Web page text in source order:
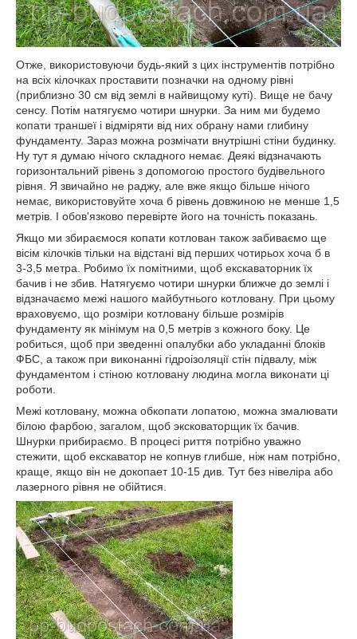
Отже, використовуючи будь-який з цих інструментів потрібно
на всіх кілочках проставити позначки на одному рівні
(приблизно 30 см від землі в найвищому куті). Вище не бачу
сенсу. Потім натягуємо чотири шнурки. За ним ми будемо
копати траншеї і відміряти від них обрану нами глибину
фундаменту. Зараз можна розмічати внутрішні стіни будинку.
Ну тут я думаю нічого складного немає. Деякі відзначають
горизонтальний рівень з допомогою простого будівельного
рівня. Я звичайно не раджу, але вже якщо більше нічого
немає, використовуйте хоча б рівень довжиною не менше 1,5
метрів. І обов'язково перевірте його на точність показань.
Якщо ми збираємося копати котлован також забиваємо ще
вісім кілочків тільки на відстані від перших чотирьох хоча б в
3-3,5 метра. Робимо їх помітними, щоб екскаваторник їх
бачив і не збив. Натягуємо чотири шнурки ближче до землі і
відзначаємо межі нашого майбутнього котловану. При цьому
враховуємо, що розміри котловану більше розмірів
фундаменту як мінімум на 0,5 метрів з кожного боку. Це
робиться, щоб при зведенні опалубки або укладанні блоків
ФБС, а також при виконанні гідроізоляції стін підвалу, між
фундаментом і стіною котловану людина могла виконати ці
роботи.
Межі котловану, можна обкопати лопатою, можна змалювати
білою фарбою, загалом, щоб эксковаторщик їх бачив.
Шнурки прибираємо. В процесі риття потрібно уважно
стежити, щоб екскаватор не копнув глибше, ніж нам потрібно,
краще, якщо він не докопает 10-15 див. Тут без нівеліра або
лазерного рівня не обійтися.